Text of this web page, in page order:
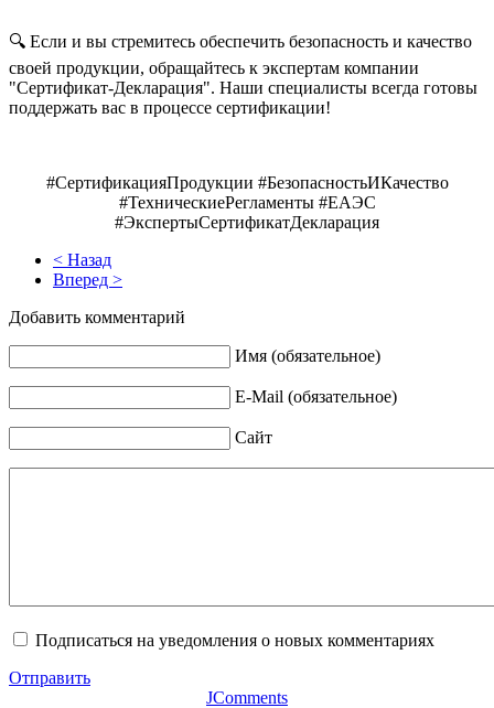
🔍 Если и вы стремитесь обеспечить безопасность и качество
своей продукции, обращайтесь к экспертам компании
"Сертификат-Декларация". Наши специалисты всегда готовы
поддержать вас в процессе сертификации!
#СертификацияПродукции #БезопасностьИКачество
#ТехническиеРегламенты #ЕАЭС
#ЭкспертыСертификатДекларация
< Назад
Вперед >
Добавить комментарий
Имя (обязательное)
E-Mail (обязательное)
Сайт
Подписаться на уведомления о новых комментариях
Отправить
JComments